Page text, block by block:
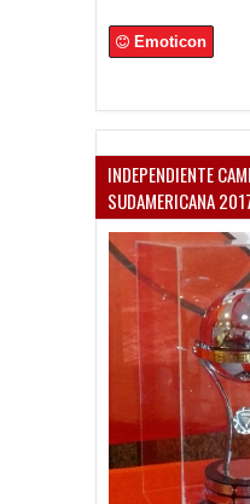
Emoticon
INDEPENDIENTE
SUDAMERICANA